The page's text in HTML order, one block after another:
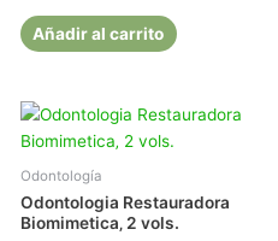
Añadir al carrito
Odontología
Odontologia Restauradora
Biomimetica‚ 2 vols.